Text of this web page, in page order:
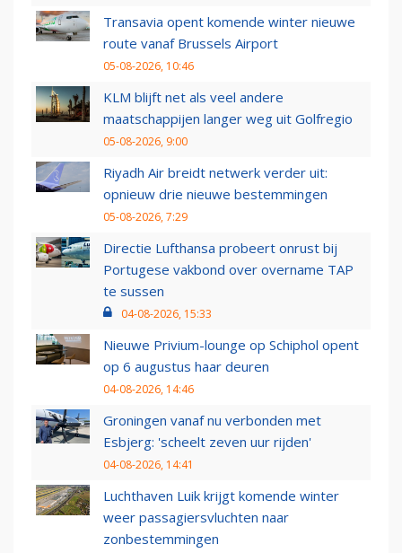
Transavia opent komende winter nieuwe
route vanaf Brussels Airport
05-08-2026, 10:46
KLM blijft net als veel andere
maatschappijen langer weg uit Golfregio
05-08-2026, 9:00
Riyadh Air breidt netwerk verder uit:
opnieuw drie nieuwe bestemmingen
05-08-2026, 7:29
Directie Lufthansa probeert onrust bij
Portugese vakbond over overname TAP
te sussen
04-08-2026, 15:33
Nieuwe Privium-lounge op Schiphol opent
op 6 augustus haar deuren
04-08-2026, 14:46
Groningen vanaf nu verbonden met
Esbjerg: 'scheelt zeven uur rijden'
04-08-2026, 14:41
Luchthaven Luik krijgt komende winter
weer passagiersvluchten naar
zonbestemmingen